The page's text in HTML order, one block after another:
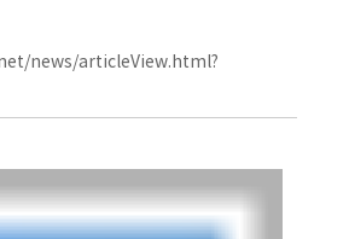
news/articleView.html?